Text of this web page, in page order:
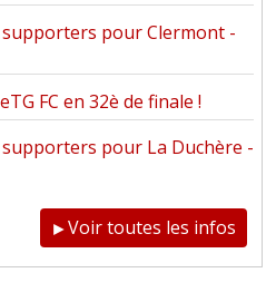
supporters pour Clermont -
FC en 32è de finale !
pour La Duchère -
Voir toutes les infos